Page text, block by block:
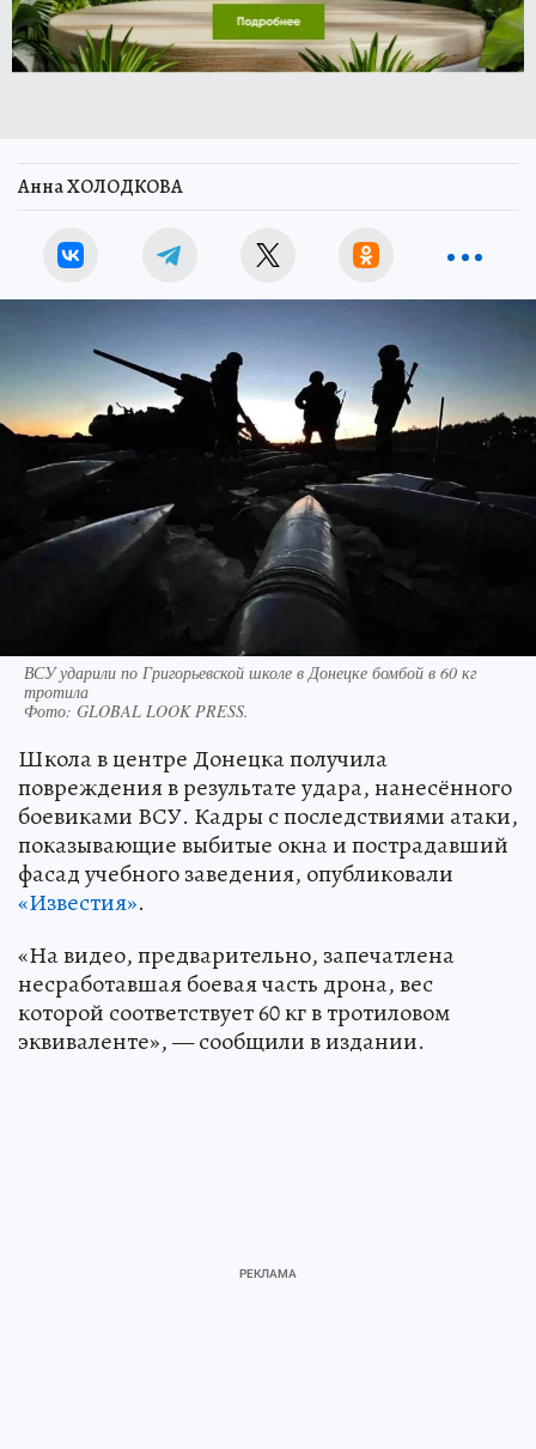
Анна ХОЛОДКОВА
ВСУ ударили по Григорьевской школе в Донецке бомбой в 60 кг
тротила
Фото: GLOBAL LOOK PRESS.
Школа в центре Донецка получила
повреждения в результате удара, нанесённого
боевиками ВСУ. Кадры с последствиями атаки,
показывающие выбитые окна и пострадавший
фасад учебного заведения, опубликовали
«Известия».
«На видео, предварительно, запечатлена
несработавшая боевая часть дрона, вес
которой соответствует 60 кг в тротиловом
эквиваленте», — сообщили в издании.